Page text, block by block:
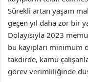
Sürekli artan yaşam
geçen yıl daha zor bir
Dolayısıyla 2023
bu kayıpları minimum
takdirde, kamu
görev verimliliğinde